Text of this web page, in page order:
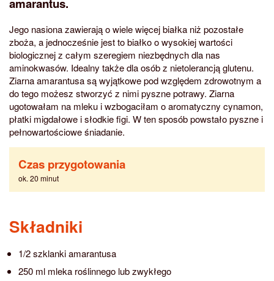
amarantus.
Jego nasiona zawierają o wiele więcej białka niż pozostałe
zboża, a jednocześnie jest to białko o wysokiej wartości
biologicznej z całym szeregiem niezbędnych dla nas
aminokwasów. Idealny także dla osób z nietolerancją glutenu.
Ziarna amarantusa są wyjątkowe pod względem zdrowotnym a
do tego możesz stworzyć z nimi pyszne potrawy. Ziarna
ugotowałam na mleku i wzbogaciłam o aromatyczny cynamon,
płatki migdałowe i słodkie figi. W ten sposób powstało pyszne i
pełnowartościowe śniadanie.
Czas przygotowania
ok. 20 minut
Składniki
1/2 szklanki amarantusa
250 ml mleka roślinnego lub zwykłego